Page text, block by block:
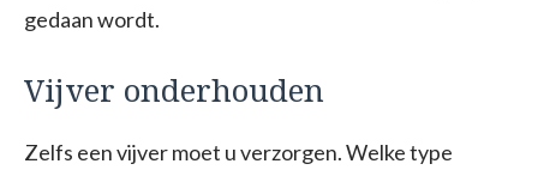
gedaan wordt.
Vijver onderhouden
Zelfs een vijver moet u verzorgen. Welke type